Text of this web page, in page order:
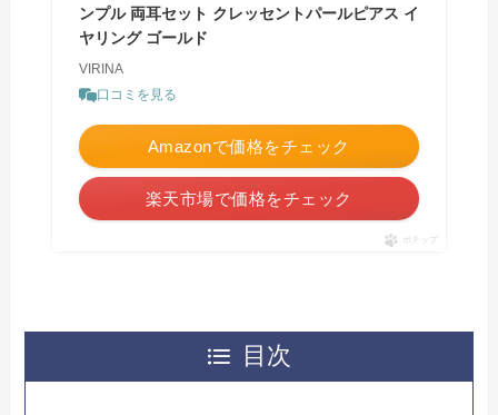
ンプル 両耳セット クレッセントパールピアス イ
ヤリング ゴールド
VIRINA
口コミを見る
Amazonで価格をチェック
楽天市場で価格をチェック
ポチップ
目次